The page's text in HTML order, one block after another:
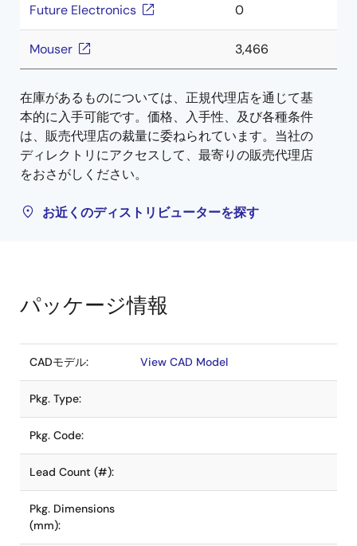
Future Electronics 0
Mouser 3,466
在庫があるものについては、正規代理店を通じて基
本的に入手可能です。価格、入手性、及び各種条件
は、販売代理店の裁量に委ねられています。当社の
ディレクトリにアクセスして、最寄りの販売代理店
をおさがしください。
お近くのディストリビューターを探す
パッケージ情報
CADモデル: View CAD Model
Pkg. Type:
Pkg. Code:
Lead Count (#):
Pkg. Dimensions
(mm):